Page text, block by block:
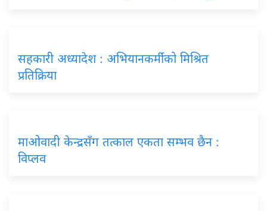
सहकारी अध्यादेश : अभियानकर्मीको मिश्रित
प्रतिक्रिया
माओवादी केन्द्रसँग तत्काल एकता सम्भव छैन :
विप्लव